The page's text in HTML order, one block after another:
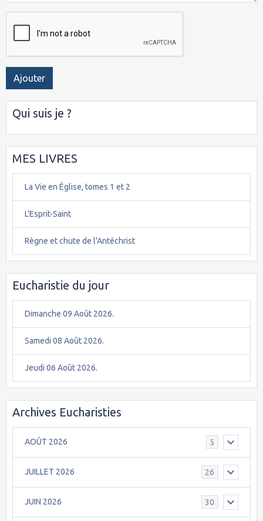
Ajouter
Qui suis je ?
MES LIVRES
La Vie en Église, tomes 1 et 2
L'Esprit-Saint
Règne et chute de l'Antéchrist
Eucharistie du jour
Dimanche 09 Août 2026.
Samedi 08 Août 2026.
Jeudi 06 Août 2026.
Archives Eucharisties
AOÛT 2026 5
JUILLET 2026 26
JUIN 2026 30